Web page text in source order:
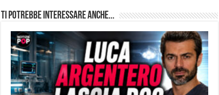
Ti potrebbe interessare anche...